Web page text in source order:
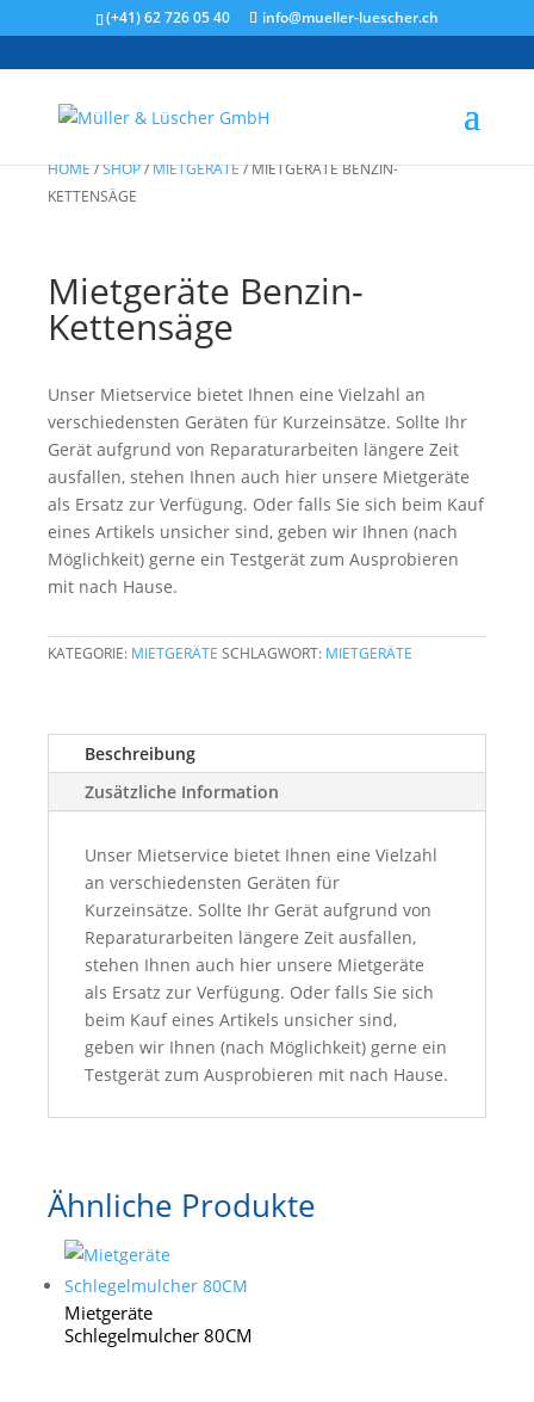
(+41) 62 726 05 40 info@mueller-luescher.ch
HOME/SHOP/MIETGERÄTE/MIETGERÄTE BENZIN-
KETTENSÄGE
Mietgeräte Benzin-
Kettensäge
Unser Mietservice bietet Ihnen eine Vielzahl an
verschiedensten Geräten für Kurzeinsätze. Sollte Ihr
Gerät aufgrund von Reparaturarbeiten längere Zeit
ausfallen, stehen Ihnen auch hier unsere Mietgeräte
als Ersatz zur Verfügung. Oder falls Sie sich beim Kauf
eines Artikels unsicher sind, geben wir Ihnen (nach
Möglichkeit) gerne ein Testgerät zum Ausprobieren
mit nach Hause.
KATEGORIE: MIETGERÄTE SCHLAGWORT: MIETGERÄTE
Beschreibung
Zusätzliche Information
Unser Mietservice bietet Ihnen eine Vielzahl
an verschiedensten Geräten für
Kurzeinsätze. Sollte Ihr Gerät aufgrund von
Reparaturarbeiten längere Zeit ausfallen,
stehen Ihnen auch hier unsere Mietgeräte
als Ersatz zur Verfügung. Oder falls Sie sich
beim Kauf eines Artikels unsicher sind,
geben wir Ihnen (nach Möglichkeit) gerne ein
Testgerät zum Ausprobieren mit nach Hause.
Ähnliche Produkte
Mietgeräte
Schlegelmulcher 80CM